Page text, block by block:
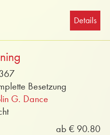
Details
Besetzung
G. Dance
ab € 90.80